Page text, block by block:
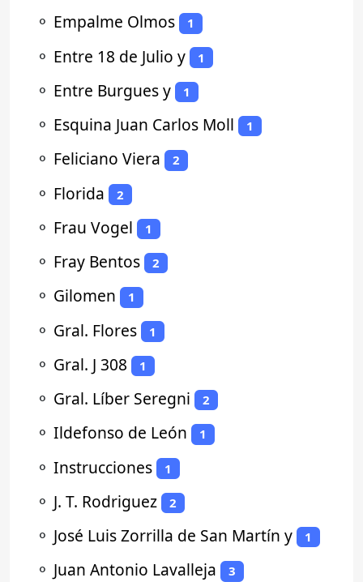
⚬ Empalme Olmos 1
⚬ Entre 18 de Julio y 1
⚬ Entre Burgues y 1
⚬ Esquina Juan Carlos Moll 1
⚬ Feliciano Viera 2
⚬ Florida 2
⚬ Frau Vogel 1
⚬ Fray Bentos 2
⚬ Gilomen 1
⚬ Gral. Flores 1
⚬ Gral. J 308 1
⚬ Gral. Líber Seregni 2
⚬ Ildefonso de León 1
⚬ Instrucciones 1
⚬ J. T. Rodriguez 2
⚬ José Luis Zorrilla de San Martín y 1
⚬ Juan Antonio Lavalleja 3